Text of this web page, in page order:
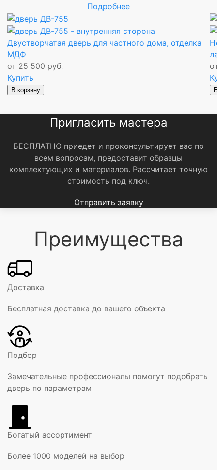
Подробнее
Двустворчатая дверь для частного дома, отделка
МДФ
от 25 500 руб.
Купить
В корзину
Пригласить мастера
БЕСПЛАТНО приедет и проконсультирует вас по
всем вопросам, предоставит образцы
комплектующих и материалов. Рассчитает точную
стоимость под ключ.
Отправить заявку
Преимущества
Доставка
Бесплатная доставка до вашего объекта
Подбор
Замечательные профессионалы помогут подобрать
дверь по параметрам
Богатый ассортимент
Более 1000 моделей на выбор